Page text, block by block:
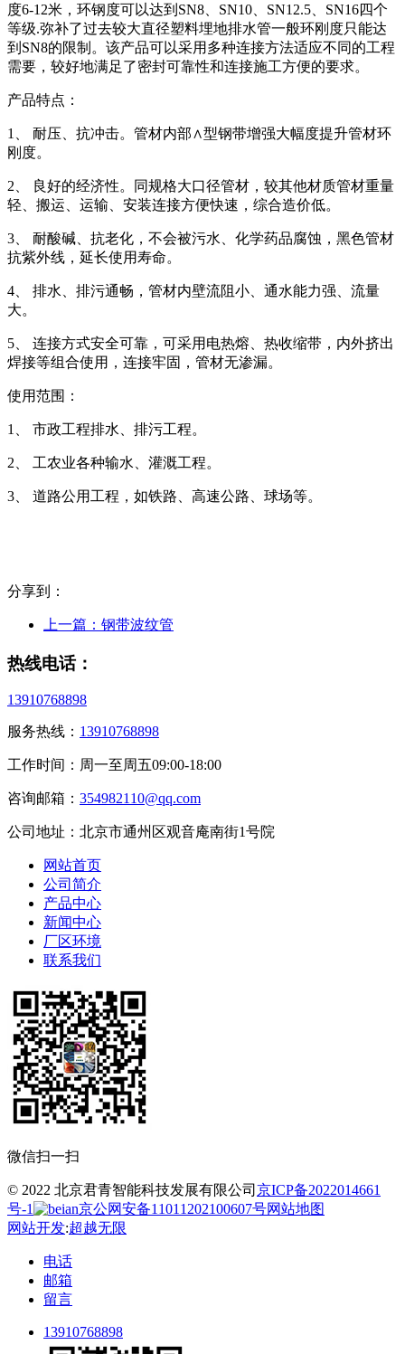
度6-12米，环钢度可以达到SN8、SN10、SN12.5、SN16四个
等级.弥补了过去较大直径塑料埋地排水管一般环刚度只能达
到SN8的限制。该产品可以采用多种连接方法适应不同的工程
需要，较好地满足了密封可靠性和连接施工方便的要求。
产品特点：
1、 耐压、抗冲击。管材内部∧型钢带增强大幅度提升管材环
刚度。
2、 良好的经济性。同规格大口径管材，较其他材质管材重量
轻、搬运、运输、安装连接方便快速，综合造价低。
3、 耐酸碱、抗老化，不会被污水、化学药品腐蚀，黑色管材
抗紫外线，延长使用寿命。
4、 排水、排污通畅，管材内壁流阻小、通水能力强、流量
大。
5、 连接方式安全可靠，可采用电热熔、热收缩带，内外挤出
焊接等组合使用，连接牢固，管材无渗漏。
使用范围：
1、 市政工程排水、排污工程。
2、 工农业各种输水、灌溉工程。
3、 道路公用工程，如铁路、高速公路、球场等。
分享到：
上一篇： 钢带波纹管
热线电话：
13910768898
服务热线： 13910768898
工作时间：周一至周五09:00-18:00
咨询邮箱： 354982110@qq.com
公司地址：北京市通州区观音庵南街1号院
网站首页
公司简介
产品中心
新闻中心
厂区环境
联系我们
微信扫一扫
© 2022 北京君青智能科技发展有限公司 京ICP备2022014661
号-1
京公网安备11011202100607号网站地图
网站开发:超越无限
电话
邮箱
留言
13910768898